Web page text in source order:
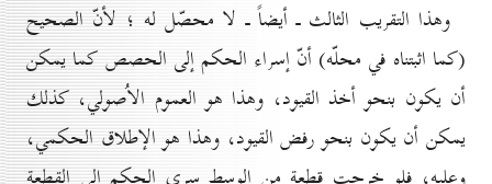
وهذا التقريب الثالث ـ أيضاً ـ لا محصّل له ؛ لأنّ الصحيح
(كما اثبتناه في محلّه) أنّ إسراء الحكم إلى الحصص كما يمكن
أن يكون بنحو أخذ القيود، وهذا هو العموم الاُصولي، كذلك
يمكن أن يكون بنحو رفض القيود، وهذا هو الإطلاق الحكمي،